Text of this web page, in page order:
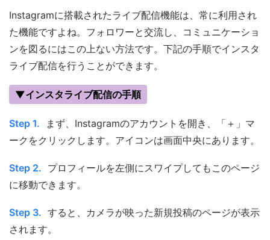
Instagramに搭載されたライブ配信機能は、常に利用され
た機能ですよね。フォロワーと交流し、コミュニケーショ
ンを図るにはこの上ない方法です。下記の手順でインスタ
ライブ配信を行うことができます。
▼インスタライブ配信の手順
Step 1.
まず、Instagramのアカウントを開き、「＋」マ
ークをクリックします。アイコンは画面中央にあります。
Step 2. プロフィールを左側にスワイプしてもこのページ
に移動できます。
Step 3. すると、カメラが映った新規投稿のページが表示
されます。